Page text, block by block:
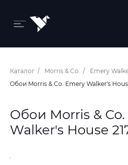
Бренды и
Ковры
Обои
Каталог Morris & Co.
Emery
Обои Morris & Co. Emery Walker's
Обои Morris &
Walker's House